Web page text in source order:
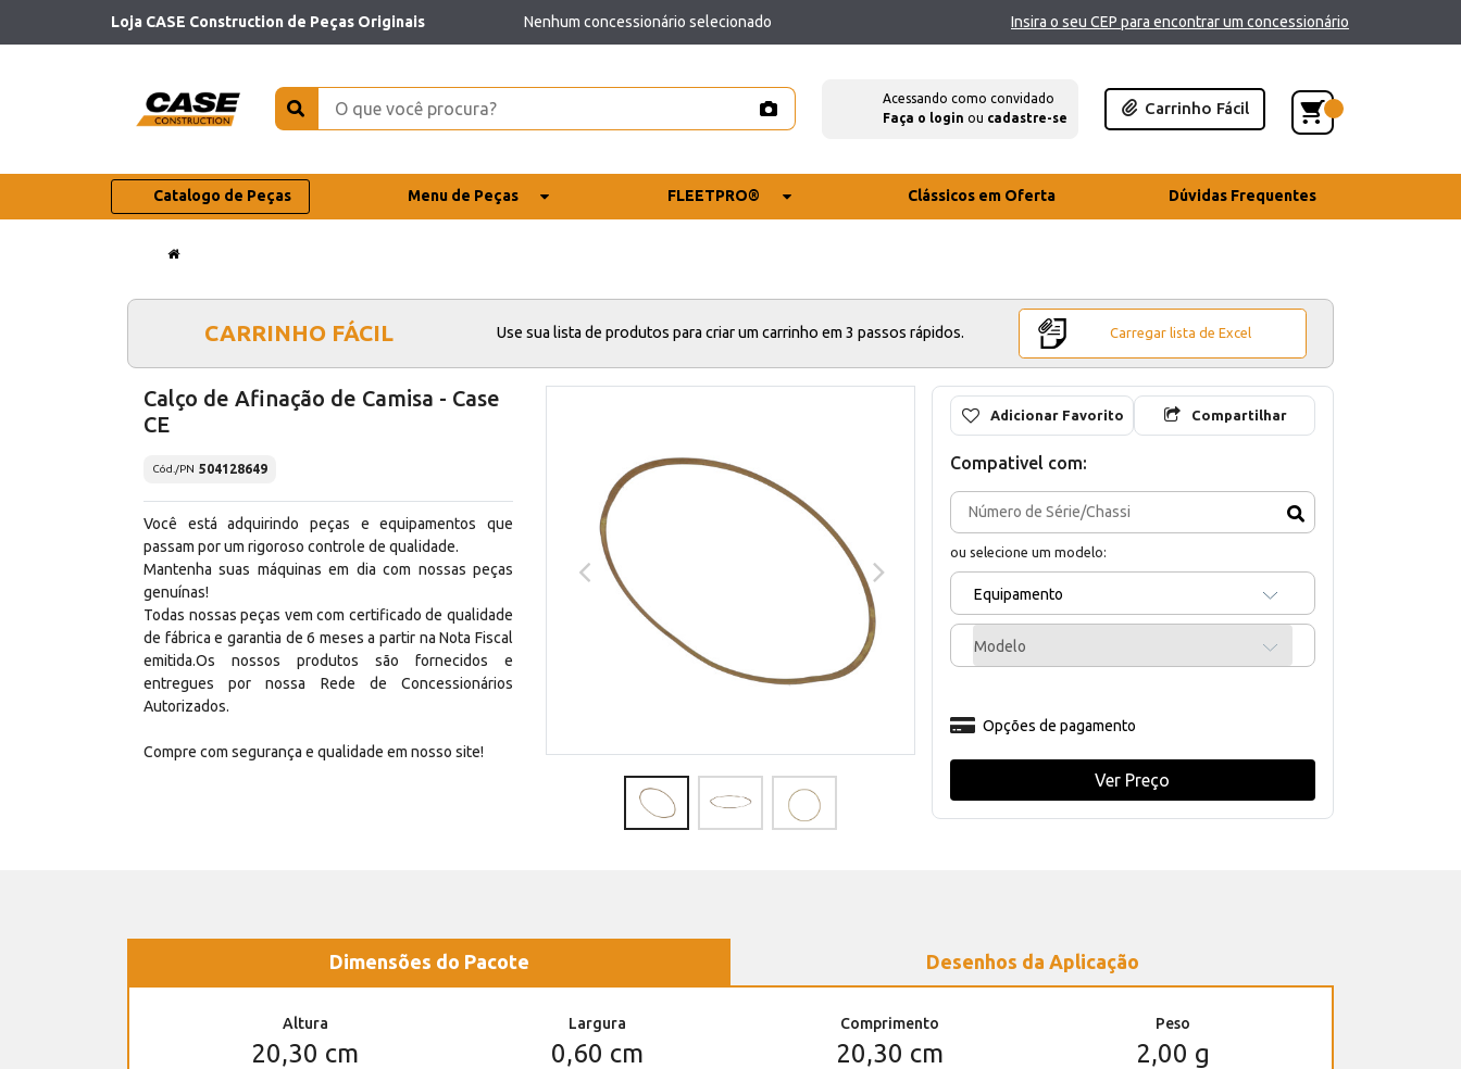
Loja CASE Construction de Peças Originais Nenhum concessionário selecionado Insira o seu CEP para encontrar um concessionário
Acessando como convidado
Faça o login ou cadastre-se
Carrinho Fácil
Catalogo de Peças Menu de Peças FLEETPRO® Clássicos em Oferta Dúvidas Frequentes
CARRINHO FÁCIL Use sua lista de produtos para criar um carrinho em 3 passos rápidos. Carregar lista de Excel
Calço de Afinação de Camisa - Case
CE
Cód./PN 504128649
Você está adquirindo peças e equipamentos que
passam por um rigoroso controle de qualidade.
Mantenha suas máquinas em dia com nossas peças
genuínas!
Todas nossas peças vem com certificado de qualidade
de fábrica e garantia de 6 meses a partir na Nota Fiscal
emitida.Os nossos produtos são fornecidos e
entregues por nossa Rede de Concessionários
Autorizados.
Compre com segurança e qualidade em nosso site!
Adicionar Favorito Compartilhar
Compativel com:
ou selecione um modelo:
Equipamento
Modelo
Opções de pagamento
Ver Preço
Dimensões do Pacote Desenhos da Aplicação
Altura
20,30 cm
Largura
0,60 cm
Comprimento
20,30 cm
Peso
2,00 g